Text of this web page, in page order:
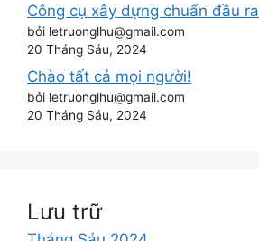
Công cụ xây dựng chuẩn đầu ra
bởi letruonglhu@gmail.com
20 Tháng Sáu, 2024
Chào tất cả mọi người!
bởi letruonglhu@gmail.com
20 Tháng Sáu, 2024
Lưu trữ